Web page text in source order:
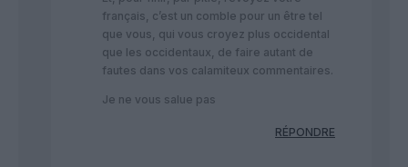
français, c’est un comble pour un être tel
que vous, qui vous croyez plus occidental
que les occidentaux, de faire autant de
fautes dans vos calamiteux commentaires.
Je ne vous salue pas
RÉPONDRE